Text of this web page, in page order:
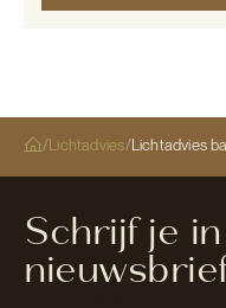
/ Lichtadvies/Lichtadvies
Schrijf je